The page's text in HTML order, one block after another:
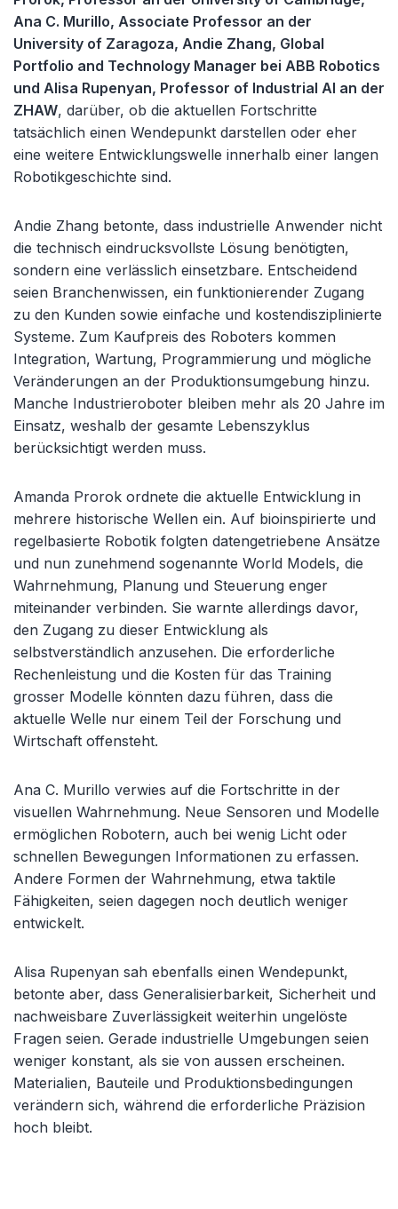
Ana C. Murillo, Associate Professor an der
University of Zaragoza, Andie Zhang, Global
Portfolio and Technology Manager bei ABB Robotics
und Alisa Rupenyan, Professor of Industrial AI an der
ZHAW, darüber, ob die aktuellen Fortschritte
tatsächlich einen Wendepunkt darstellen oder eher
eine weitere Entwicklungswelle innerhalb einer langen
Robotikgeschichte sind.
Andie Zhang betonte, dass industrielle Anwender nicht
die technisch eindrucksvollste Lösung benötigten,
sondern eine verlässlich einsetzbare. Entscheidend
seien Branchenwissen, ein funktionierender Zugang
zu den Kunden sowie einfache und kostendisziplinierte
Systeme. Zum Kaufpreis des Roboters kommen
Integration, Wartung, Programmierung und mögliche
Veränderungen an der Produktionsumgebung hinzu.
Manche Industrieroboter bleiben mehr als 20 Jahre im
Einsatz, weshalb der gesamte Lebenszyklus
berücksichtigt werden muss.
Amanda Prorok ordnete die aktuelle Entwicklung in
mehrere historische Wellen ein. Auf bioinspirierte und
regelbasierte Robotik folgten datengetriebene Ansätze
und nun zunehmend sogenannte World Models, die
Wahrnehmung, Planung und Steuerung enger
miteinander verbinden. Sie warnte allerdings davor,
den Zugang zu dieser Entwicklung als
selbstverständlich anzusehen. Die erforderliche
Rechenleistung und die Kosten für das Training
grosser Modelle könnten dazu führen, dass die
aktuelle Welle nur einem Teil der Forschung und
Wirtschaft offensteht.
Ana C. Murillo verwies auf die Fortschritte in der
visuellen Wahrnehmung. Neue Sensoren und Modelle
ermöglichen Robotern, auch bei wenig Licht oder
schnellen Bewegungen Informationen zu erfassen.
Andere Formen der Wahrnehmung, etwa taktile
Fähigkeiten, seien dagegen noch deutlich weniger
entwickelt.
Alisa Rupenyan sah ebenfalls einen Wendepunkt,
betonte aber, dass Generalisierbarkeit, Sicherheit und
nachweisbare Zuverlässigkeit weiterhin ungelöste
Fragen seien. Gerade industrielle Umgebungen seien
weniger konstant, als sie von aussen erscheinen.
Materialien, Bauteile und Produktionsbedingungen
verändern sich, während die erforderliche Präzision
hoch bleibt.